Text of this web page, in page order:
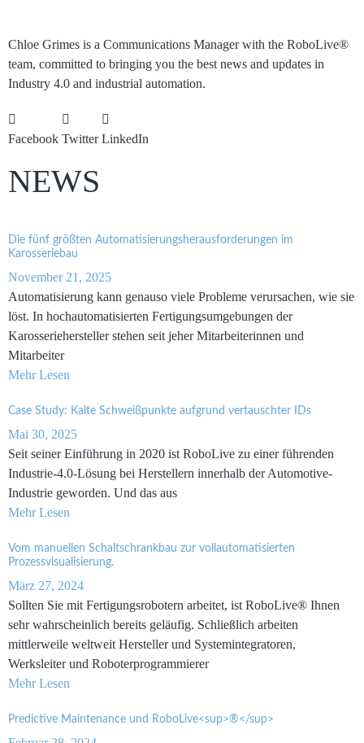
Chloe Grimes is a Communications Manager with the RoboLive®
team, committed to bringing you the best news and updates in
Industry 4.0 and industrial automation.
Facebook Twitter LinkedIn
NEWS
Die fünf größten Automatisierungsherausforderungen im
Karosseriebau
November 21, 2025
Automatisierung kann genauso viele Probleme verursachen, wie sie
löst. In hochautomatisierten Fertigungsumgebungen der
Karosseriehersteller stehen seit jeher Mitarbeiterinnen und
Mitarbeiter
Mehr Lesen
Case Study: Kalte Schweißpunkte aufgrund vertauschter IDs
Mai 30, 2025
Seit seiner Einführung in 2020 ist RoboLive zu einer führenden
Industrie-4.0-Lösung bei Herstellern innerhalb der Automotive-
Industrie geworden. Und das aus
Mehr Lesen
Vom manuellen Schaltschrankbau zur vollautomatisierten
Prozessvisualisierung.
März 27, 2024
Sollten Sie mit Fertigungsrobotern arbeitet, ist RoboLive® Ihnen
sehr wahrscheinlich bereits geläufig. Schließlich arbeiten
mittlerweile weltweit Hersteller und Systemintegratoren,
Werksleiter und Roboterprogrammierer
Mehr Lesen
Predictive Maintenance und RoboLive<sup>®</sup>